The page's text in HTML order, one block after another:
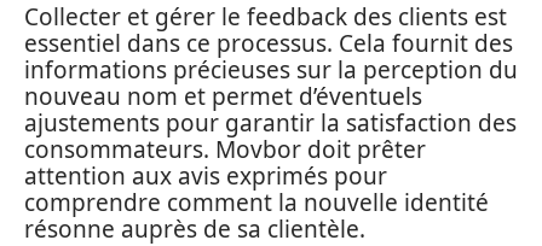
Collecter et gérer le feedback des clients est
essentiel dans ce processus. Cela fournit des
informations précieuses sur la perception du
nouveau nom et permet d’éventuels
ajustements pour garantir la satisfaction des
consommateurs. Movbor doit prêter
attention aux avis exprimés pour
comprendre comment la nouvelle identité
résonne auprès de sa clientèle.